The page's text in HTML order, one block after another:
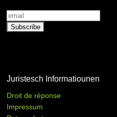
Juristesch Informatiounen
Droit de réponse
Impressum